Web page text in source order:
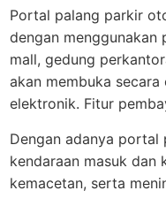
Portal palang parkir
dengan
mall, gedung
akan membuka
elektronik. Fitur
Dengan adanya
kendaraan masuk dan
kemacetan, serta